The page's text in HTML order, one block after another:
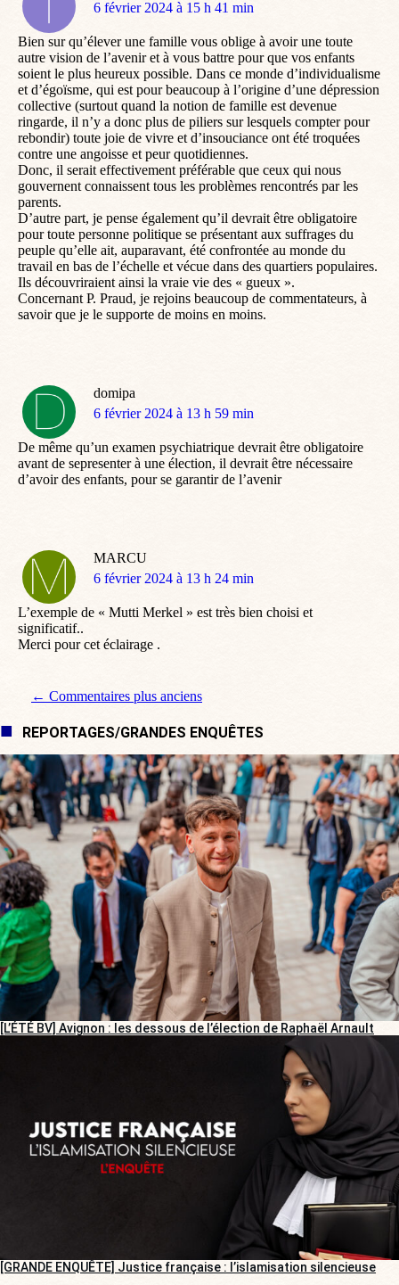
dit
6 février 2024 à 15 h 41 min
Bien sur qu’élever une famille vous oblige à avoir une toute
autre vision de l’avenir et à vous battre pour que vos enfants
soient le plus heureux possible. Dans ce monde d’individualisme
et d’égoïsme, qui est pour beaucoup à l’origine d’une dépression
collective (surtout quand la notion de famille est devenue
ringarde, il n’y a donc plus de piliers sur lesquels compter pour
rebondir) toute joie de vivre et d’insouciance ont été troquées
contre une angoisse et peur quotidiennes.
Donc, il serait effectivement préférable que ceux qui nous
gouvernent connaissent tous les problèmes rencontrés par les
parents.
D’autre part, je pense également qu’il devrait être obligatoire
pour toute personne politique se présentant aux suffrages du
peuple qu’elle ait, auparavant, été confrontée au monde du
travail en bas de l’échelle et vécue dans des quartiers populaires.
Ils découvriraient ainsi la vraie vie des « gueux ».
Concernant P. Praud, je rejoins beaucoup de commentateurs, à
savoir que je le supporte de moins en moins.
domipa
dit
6 février 2024 à 13 h 59 min
De même qu’un examen psychiatrique devrait être obligatoire
avant de sepresenter à une élection, il devrait être nécessaire
d’avoir des enfants, pour se garantir de l’avenir
MARCU
dit
6 février 2024 à 13 h 24 min
L’exemple de « Mutti Merkel » est très bien choisi et
significatif..
Merci pour cet éclairage .
Navigation de commentaire
← Commentaires plus anciens
REPORTAGES/GRANDES ENQUÊTES
[L’ÉTÉ BV] Avignon : les dessous de l’élection de Raphaël Arnault
[GRANDE ENQUÊTE] Justice française : l’islamisation silencieuse